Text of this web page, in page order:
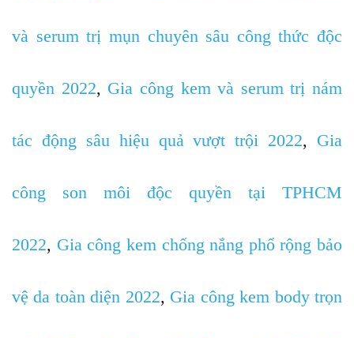
và serum trị mụn chuyên sâu công thức độc
quyền 2022, Gia công kem và serum trị nám
tác động sâu hiệu quả vượt trội 2022, Gia
công son môi độc quyền tại TPHCM
2022, Gia công kem chống nắng phổ rộng bảo
vệ da toàn diện 2022, Gia công kem body trọn